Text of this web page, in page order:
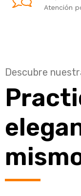
Atención
Descubre